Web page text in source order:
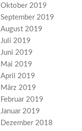
Oktober 2019
September 2019
August 2019
Juli 2019
Juni 2019
Mai 2019
April 2019
März 2019
Februar 2019
Januar 2019
Dezember 2018